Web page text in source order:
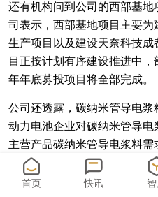
还有机构问到公司的西部基
司表示，西部基地项目主要
生产项目以及建设天奈科技
目正按计划有序建设推进中
年年底募投项目将全部完成。
公司还透露，碳纳米管导电
动力电池企业对碳纳米管导电
主营产品碳纳米管导电浆料
现大幅变动的情况下，公司
速增长。
首页 快讯